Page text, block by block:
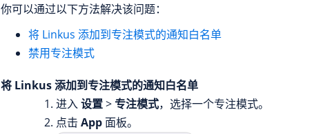
你可以通过以下方法解决该问题：
将 Linkus 添加到专注模式的通知白名单
禁用专注模式
将 Linkus 添加到专注模式的通知白名单
进入设置>专注模式，选择一个专注模式。
点击 App 面板。